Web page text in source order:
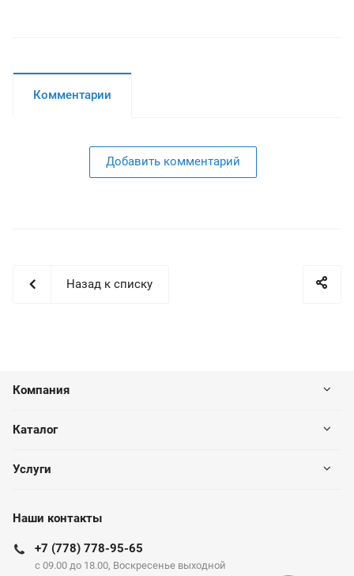
Комментарии
Добавить комментарий
Назад к списку
Компания
Каталог
Услуги
Наши контакты
+7 (778) 778-95-65
c 09.00 до 18.00, Воскресенье выходной